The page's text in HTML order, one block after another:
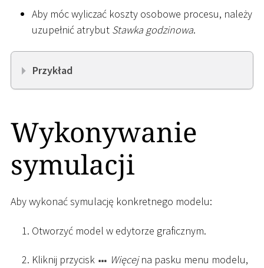
Aby móc wyliczać koszty osobowe procesu, należy
uzupełnić atrybut Stawka godzinowa.
Przykład
Wykonywanie
symulacji
Aby wykonać symulację konkretnego modelu:
Otworzyć model w edytorze graficznym.
Kliknij przycisk Więcejna pasku menu modelu,